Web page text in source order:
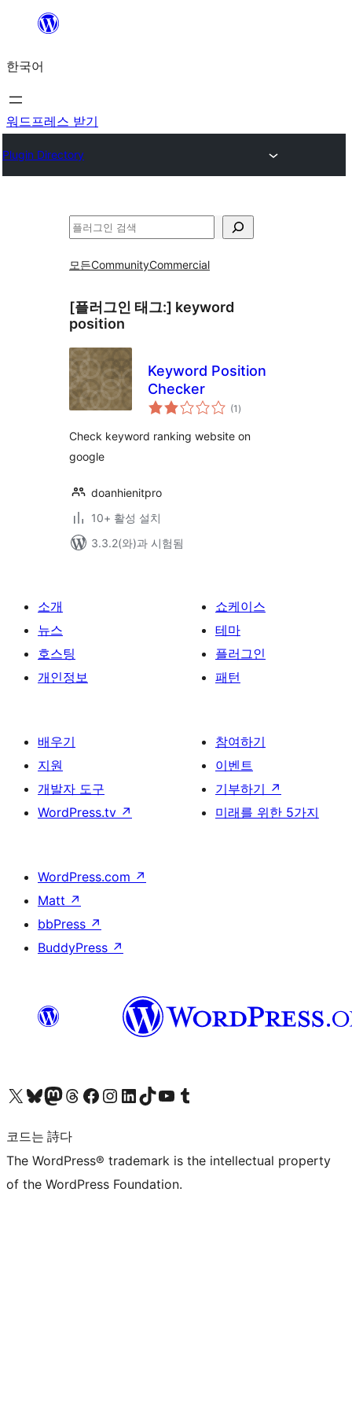
츠
로
바
가
한국어
워드프레스 받기
Plugin Directory
검
모든CommunityCommercial
[플러그인 태그:] keyword
position
Keyword Position
Checker
(1 전
체
점
)
Check keyword ranking website on
google
doanhienitpro
10+ 활성 설치
3.3.2(와)과 시험됨
소개
뉴스
호스팅
개인정보
쇼케이스
테마
플러그인
패턴
배우기
지원
개발자 도구
WordPress.tv ↗
참여하기
이벤트
기부하기 ↗
미래를 위한 5가지
WordPress.com ↗
Matt ↗
bbPress ↗
BuddyPress ↗
X(이전 트위터) 계정 방문하기블루스카이 계정 방문하기마스토돈 계정 방문하기스레드 계정 방문하기 페이스북 페이지 방문하기인스타그램 계정 방문하기 LinkedIn 계정 방문하기틱톡 계정 방문하기유튜브 채널 방문하기 텀블러 계정 방문하기
코드는 詩다
The WordPress® trademark is the intellectual property
of the WordPress Foundation.